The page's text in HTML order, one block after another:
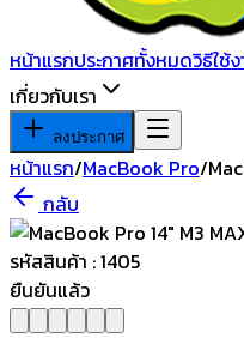
หน้าแรกประกาศทั้งหมดวิธีใช้
เกี่ยวกับเรา
ลงประกาศ
หน้าแรก/MacBook Pro/
กลับ
ยืนยันแล้ว